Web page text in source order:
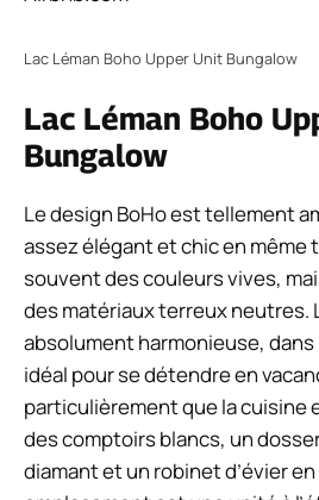
Lac Léman Boho Upper Unit Bungalow
Lac Léman Boho
Bungalow
Le design BoHo est tellement
assez élégant et chic en même
souvent des couleurs vives,
des matériaux terreux neutres.
absolument harmonieuse,
idéal pour se détendre en
particulièrement que la cuisine
des comptoirs blancs, un
diamant et un robinet d’évier